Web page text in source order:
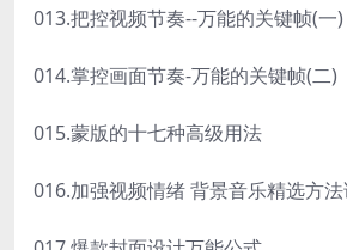
013.把控视频节奏--万能的关键帧(一)
014.掌控画面节奏-万能的关键帧(二)
015.蒙版的十七种高级用法
016.加强视频情绪 背景音乐精选方法